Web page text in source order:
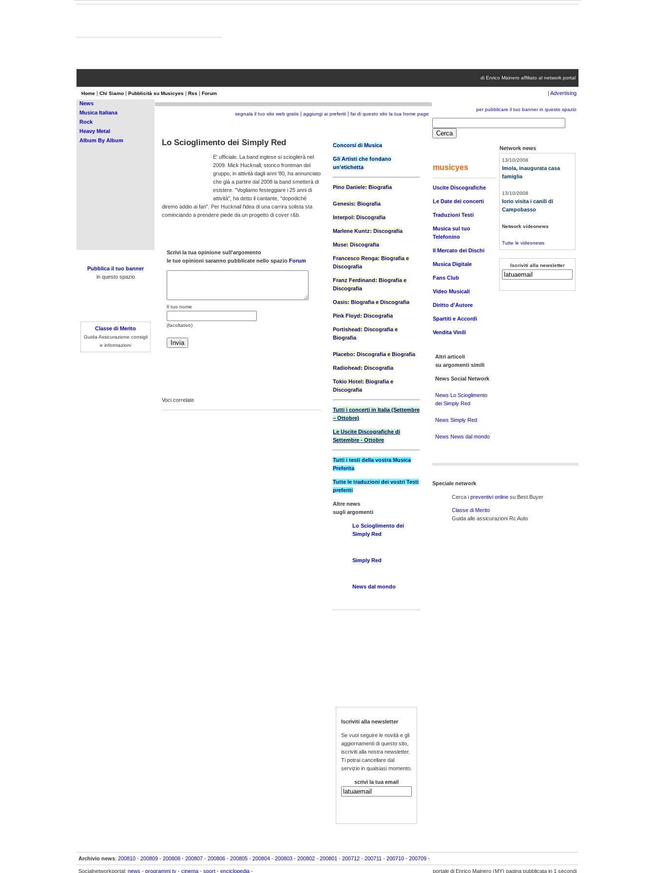
di Enrico Mainero affiliato al network portal
Home | Chi Siamo | Pubblicità su Musicyes | Rss | Forum | Advertising
News
Musica Italiana
Rock
Heavy Metal
Album By Album
Pubblica il tuo banner
in questo spazio
Classe di Merito
Guida Assicurazione consigli
e informazioni
segnala il tuo sito web gratis | aggiungi ai preferiti | fai di questo sito la tua home page
Lo Scioglimento dei Simply Red
E' ufficiale. La band inglese si scioglierà nel
2009. Mick Hucknall, storico frontman del
gruppo, in attività dagli anni '80, ha annunciato
che già a partire dal 2008 la band smetterà di
esistere. "Vogliamo festeggiare i 25 anni di
attività", ha detto il cantante, "dopodiché
diremo addio ai fan". Per Hucknail l'idea di una carrira solista sta
cominciando a prendere piede da un progetto di cover r&b.
Scrivi la tua opinione sull'argomento
le tue opinioni saranno pubblicate nello spazio Forum
Il tuo nome
(facoltativo)
Voci correlate
Concorsi di Musica
Gli Artisti che fondano
un'etichetta
Pino Daniele: Biografia
Genesis: Biografia
Interpol: Discografia
Marlene Kuntz: Discografia
Muse: Discografia
Francesco Renga: Biografia e
Discografia
Franz Ferdinand: Biografia e
Discografia
Oasis: Biografia e Discografia
Pink Floyd: Discografia
Portishead: Discografia e
Biografia
Placebo: Discografia e Biografia
Radiohead: Discografia
Tokio Hotel: Biografia e
Discografia
Tutti i concerti in Italia (Settembre
– Ottobre)
Le Uscite Discografiche di
Settembre - Ottobre
Tutti i testi della vostra Musica
Preferita
Tutte le traduzioni dei vostri Testi
preferiti
Altre news
sugli argomenti
Lo Scioglimento dei
Simply Red
Simply Red
News dal mondo
Iscriviti alla newsletter
Se vuoi seguire le novità e gli
aggiornamenti di questo sito,
iscriviti alla nostra newsletter.
Ti potrai cancellare dal
servizio in qualsiasi momento.
scrivi la tua email
per pubblicare il tuo banner in questo spazio
musicyes
Uscite Discografiche
Le Date dei concerti
Traduzioni Testi
Musica sul tuo
Telefonino
Il Mercato dei Dischi
Musica Digitale
Fans Club
Video Musicali
Diritto d'Autore
Spartiti e Accordi
Vendita Vinili
Altri articoli
su argomenti simili
News Social Network
News Lo Scioglimento
dei Simply Red
News Simply Red
News News dal mondo
Network news
13/10/2008
Imola, inaugurata casa
famiglia
13/10/2008
Iorio visita i canili di
Campobasso
Network videonews
Tutte le videonews
Iscriviti alla newsletter
Speciale network
Cerca i preventivi online su Best Buyer
Classe di Merito
Guida alle assicurazioni Rc Auto
Archivio news: 200810 - 200809 - 200808 - 200807 - 200806 - 200805 - 200804 - 200803 - 200802 - 200801 - 200712 - 200711 - 200710 - 200709 -
Socialnetworkportal: news - programmi tv - cinema - sport - enciclopedia - portale di Enrico Mainero (MY) pagina pubblicata in 1 secondi